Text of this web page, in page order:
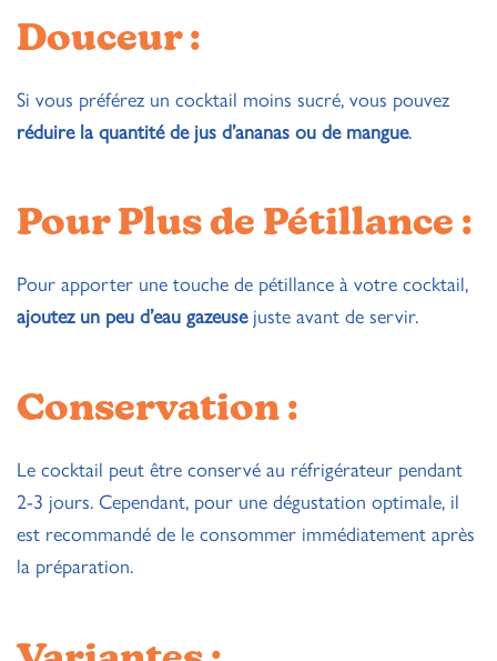
Douceur :
Si vous préférez un cocktail moins sucré, vous pouvez
réduire la quantité de jus d’ananas ou de mangue.
Pour Plus de Pétillance :
Pour apporter une touche de pétillance à votre cocktail,
ajoutez un peu d’eau gazeusejuste avant de servir.
Conservation :
Le cocktail peut être conservé au réfrigérateur pendant
2-3 jours. Cependant, pour une dégustation optimale, il
est recommandé de le consommer immédiatement après
la préparation.